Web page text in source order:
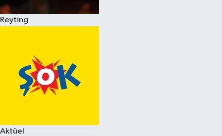
Reyting
Aktüel